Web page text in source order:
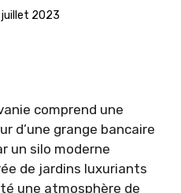
juillet 2023
comprend une
d’une grange bancaire
un silo moderne
de jardins luxuriants
une atmosphère de